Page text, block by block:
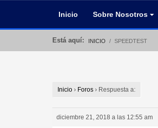
Inicio Sobre Nosotros
Está aquí: INICIO SPEEDTEST
Inicio › Foros › Respuesta a:
diciembre 21, 2018 a las 12:55 am